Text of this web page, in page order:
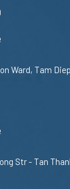
Ward, Tam
Str - Tan